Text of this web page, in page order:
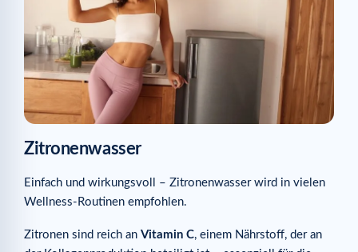
Zitronenwasser
Einfach und wirkungsvoll – Zitronenwasser wird in vielen
Wellness-Routinen empfohlen.
Zitronen sind reich an Vitamin C, einem Nährstoff, der an